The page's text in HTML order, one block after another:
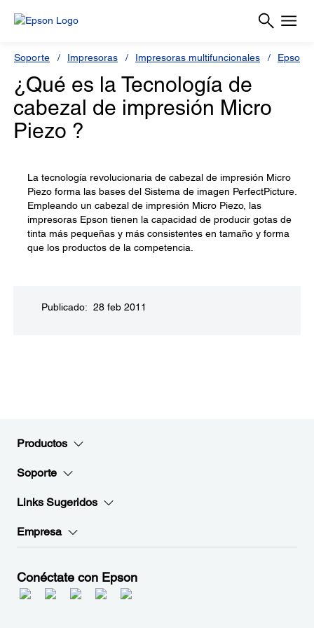
Soporte Impresoras Impresoras multifuncionales Epson
¿Qué es la Tecnología de
cabezal de impresión Micro
Piezo ?
La tecnología revolucionaria de cabezal de impresión Micro
Piezo forma las bases del Sistema de imagen PerfectPicture.
Empleando un cabezal de impresión Micro Piezo, las
impresoras Epson tienen la capacidad de producir gotas de
tinta más pequeñas y más consistentes en tamaño y forma
que los productos de la competencia.
Publicado: 28 feb 2011
Productos
Soporte
Links Sugeridos
Empresa
Conéctate con Epson